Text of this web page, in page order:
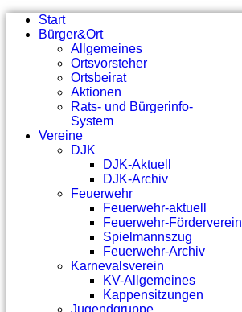
Start
Bürger&Ort
Allgemeines
Ortsvorsteher
Ortsbeirat
Aktionen
Rats- und Bürgerinfo-
System
Vereine
DJK
DJK-Aktuell
DJK-Archiv
Feuerwehr
Feuerwehr-aktuell
Feuerwehr-Förderverein
Spielmannszug
Feuerwehr-Archiv
Karnevalsverein
KV-Allgemeines
Kappensitzungen
Jugendgruppe